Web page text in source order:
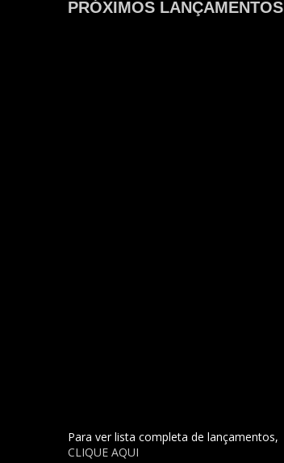
PRÓXIMOS LANÇAMENTOS
Para ver lista completa de lançamentos,
CLIQUE AQUI